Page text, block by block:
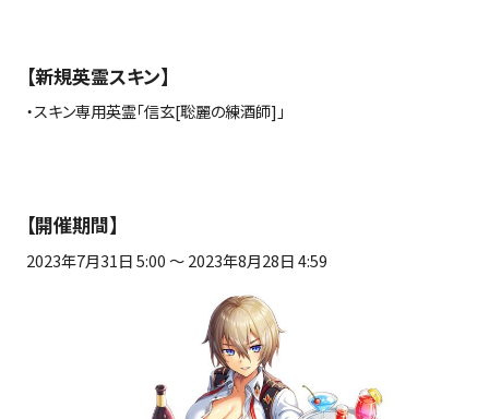
【新規英霊スキン】
・スキン専用英霊「信玄[聡麗の練酒師] 」
【開催期間】
2023年7月31日5:00～2023年8月28日4:59